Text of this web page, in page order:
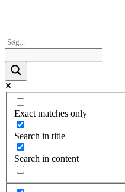
Exact matches only
Search in title
Search in content